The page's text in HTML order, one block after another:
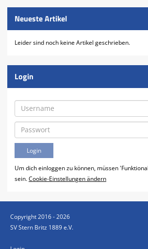
Neueste Artikel
Leider sind noch keine Artikel geschrieben.
Login
Um dich einloggen zu können, müssen
sein.Cookie-Einstellungen ändern
Copyright 2016 - 2026
SV Stern Britz 1889 e.V.